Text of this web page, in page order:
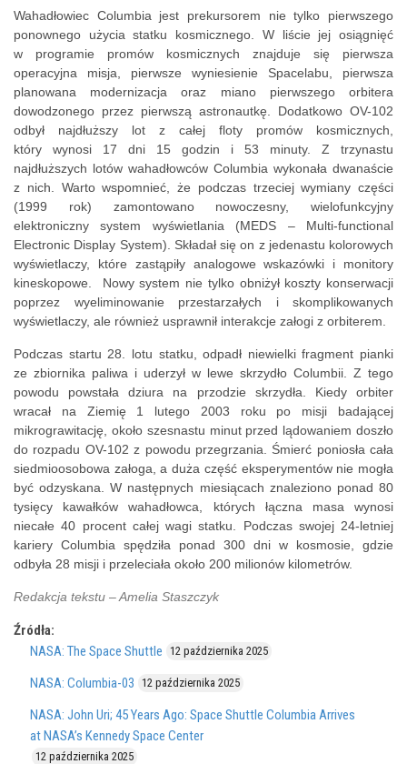
Wahadłowiec Columbia jest prekursorem nie tylko pierwszego
ponownego użycia statku kosmicznego. W liście jej osiągnięć
w programie promów kosmicznych znajduje się pierwsza
operacyjna misja, pierwsze wyniesienie Spacelabu, pierwsza
planowana modernizacja oraz miano pierwszego orbitera
dowodzonego przez pierwszą astronautkę. Dodatkowo OV-102
odbył najdłuższy lot z całej floty promów kosmicznych,
który wynosi 17 dni 15 godzin i 53 minuty. Z trzynastu
najdłuższych lotów wahadłowców Columbia wykonała dwanaście
z nich. Warto wspomnieć, że podczas trzeciej wymiany części
(1999 rok) zamontowano nowoczesny, wielofunkcyjny
elektroniczny system wyświetlania (MEDS – Multi-functional
Electronic Display System). Składał się on z jedenastu kolorowych
wyświetlaczy, które zastąpiły analogowe wskazówki i monitory
kineskopowe. Nowy system nie tylko obniżył koszty konserwacji
poprzez wyeliminowanie przestarzałych i skomplikowanych
wyświetlaczy, ale również usprawnił interakcje załogi z orbiterem.
Podczas startu 28. lotu statku, odpadł niewielki fragment pianki
ze zbiornika paliwa i uderzył w lewe skrzydło Columbii. Z tego
powodu powstała dziura na przodzie skrzydła. Kiedy orbiter
wracał na Ziemię 1 lutego 2003 roku po misji badającej
mikrograwitację, około szesnastu minut przed lądowaniem doszło
do rozpadu OV-102 z powodu przegrzania. Śmierć poniosła cała
siedmioosobowa załoga, a duża część eksperymentów nie mogła
być odzyskana. W następnych miesiącach znaleziono ponad 80
tysięcy kawałków wahadłowca, których łączna masa wynosi
niecałe 40 procent całej wagi statku. Podczas swojej 24-letniej
kariery Columbia spędziła ponad 300 dni w kosmosie, gdzie
odbyła 28 misji i przeleciała około 200 milionów kilometrów.
Redakcja tekstu – Amelia Staszczyk
Źródła:
NASA: The Space Shuttle 12 października 2025
NASA: Columbia-03 12 października 2025
NASA: John Uri; 45 Years Ago: Space Shuttle Columbia Arrives
at NASA’s Kennedy Space Center
12 października 2025